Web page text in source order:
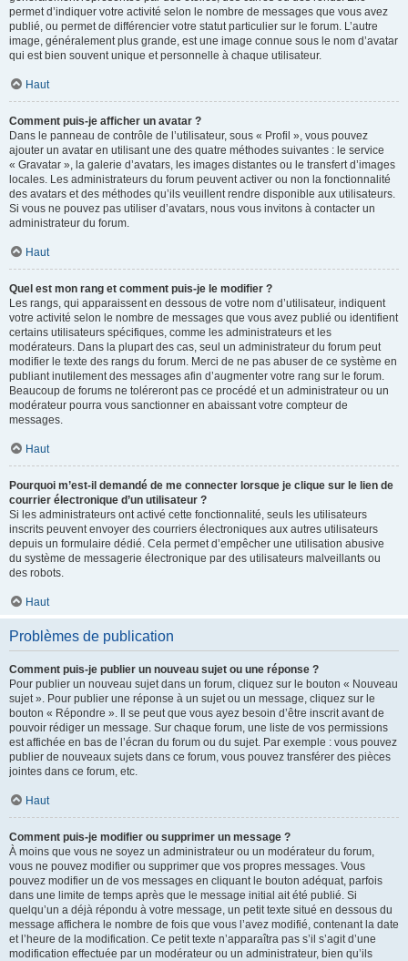
permet d’indiquer votre activité selon le nombre de messages que vous avez
publié, ou permet de différencier votre statut particulier sur le forum. L’autre
image, généralement plus grande, est une image connue sous le nom d’avatar
qui est bien souvent unique et personnelle à chaque utilisateur.
Haut
Comment puis-je afficher un avatar ?
Dans le panneau de contrôle de l’utilisateur, sous « Profil », vous pouvez
ajouter un avatar en utilisant une des quatre méthodes suivantes : le service
« Gravatar », la galerie d’avatars, les images distantes ou le transfert d’images
locales. Les administrateurs du forum peuvent activer ou non la fonctionnalité
des avatars et des méthodes qu’ils veuillent rendre disponible aux utilisateurs.
Si vous ne pouvez pas utiliser d’avatars, nous vous invitons à contacter un
administrateur du forum.
Haut
Quel est mon rang et comment puis-je le modifier ?
Les rangs, qui apparaissent en dessous de votre nom d’utilisateur, indiquent
votre activité selon le nombre de messages que vous avez publié ou identifient
certains utilisateurs spécifiques, comme les administrateurs et les
modérateurs. Dans la plupart des cas, seul un administrateur du forum peut
modifier le texte des rangs du forum. Merci de ne pas abuser de ce système en
publiant inutilement des messages afin d’augmenter votre rang sur le forum.
Beaucoup de forums ne toléreront pas ce procédé et un administrateur ou un
modérateur pourra vous sanctionner en abaissant votre compteur de
messages.
Haut
Pourquoi m’est-il demandé de me connecter lorsque je clique sur le lien de
courrier électronique d’un utilisateur ?
Si les administrateurs ont activé cette fonctionnalité, seuls les utilisateurs
inscrits peuvent envoyer des courriers électroniques aux autres utilisateurs
depuis un formulaire dédié. Cela permet d’empêcher une utilisation abusive
du système de messagerie électronique par des utilisateurs malveillants ou
des robots.
Haut
Problèmes de publication
Comment puis-je publier un nouveau sujet ou une réponse ?
Pour publier un nouveau sujet dans un forum, cliquez sur le bouton « Nouveau
sujet ». Pour publier une réponse à un sujet ou un message, cliquez sur le
bouton « Répondre ». Il se peut que vous ayez besoin d’être inscrit avant de
pouvoir rédiger un message. Sur chaque forum, une liste de vos permissions
est affichée en bas de l’écran du forum ou du sujet. Par exemple : vous pouvez
publier de nouveaux sujets dans ce forum, vous pouvez transférer des pièces
jointes dans ce forum, etc.
Haut
Comment puis-je modifier ou supprimer un message ?
À moins que vous ne soyez un administrateur ou un modérateur du forum,
vous ne pouvez modifier ou supprimer que vos propres messages. Vous
pouvez modifier un de vos messages en cliquant le bouton adéquat, parfois
dans une limite de temps après que le message initial ait été publié. Si
quelqu’un a déjà répondu à votre message, un petit texte situé en dessous du
message affichera le nombre de fois que vous l’avez modifié, contenant la date
et l’heure de la modification. Ce petit texte n’apparaîtra pas s’il s’agit d’une
modification effectuée par un modérateur ou un administrateur, bien qu’ils